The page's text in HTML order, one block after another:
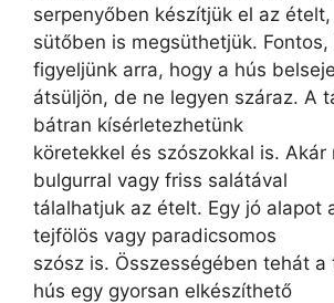
serpenyőben készítjük el az
sütőben is megsüthetjük. Fontos,
figyeljünk arra, hogy a hús belseje
átsüljön, de ne legyen száraz. A
bátran kísérletezhetünk
köretekkel és szószokkal is. Akár
bulgurral vagy friss salátával
tálalhatjuk az ételt. Egy jó alapot
tejfölös vagy paradicsomos
szósz is. Összességében tehát
hús egy gyorsan elkészíthető